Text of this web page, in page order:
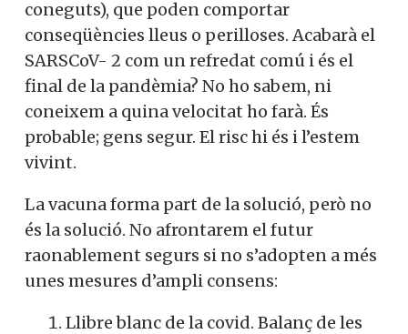
coneguts), que poden comportar
conseqüències lleus o perilloses. Acabarà el
SARSCoV- 2 com un refredat comú i és el
final de la pandèmia? No ho sabem, ni
coneixem a quina velocitat ho farà. És
probable; gens segur. El risc hi és i l’estem
vivint.
La vacuna forma part de la solució, però no
és la solució. No afrontarem el futur
raonablement segurs si no s’adopten a més
unes mesures d’ampli consens:
Llibre blanc de la covid. Balanç de les